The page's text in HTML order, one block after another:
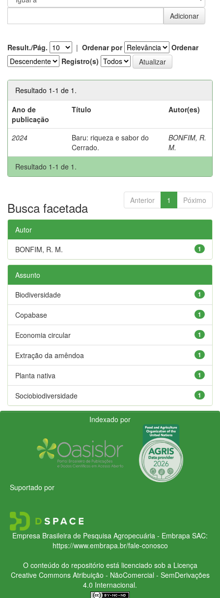
Result./Pág. | Ordenar por
Ordenar
Registro(s)
Resultado 1-1 de 1.
Ano de
publicação
Título Autor(es)
2024
Baru: riqueza e sabor do
Cerrado.
BONFIM, R.
M.
Resultado 1-1 de 1.
Anterior 1 Póximo
Busca facetada
Autor
1
BONFIM, R. M.
Assunto
1
Biodiversidade
1
Copabase
1
Economia circular
1
Extração da amêndoa
1
Planta nativa
1
Sociobiodiversidade
Indexado por
Suportado por
Empresa Brasileira de Pesquisa Agropecuária - Embrapa SAC:
https://www.embrapa.br/fale-conosco
O conteúdo do repositório está licenciado sob a Licença
Creative CommonsAtribuição - NãoComercial - SemDerivações
4.0 Internacional.